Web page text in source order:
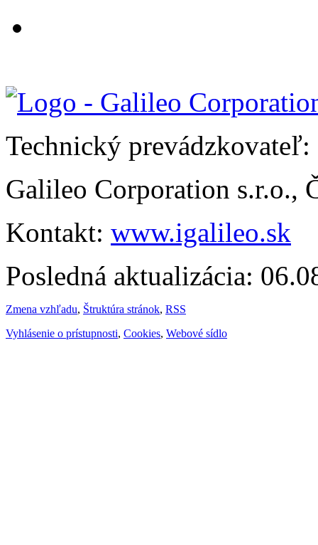
Technický prevádzkovateľ:
Galileo Corporation s.r.o.,
Kontakt: www.igalileo.sk
Posledná aktualizácia:
Zmena vzhľadu, Štruktúra stránok, RSS
Vyhlásenie o prístupnosti, Cookies, Webové sídlo